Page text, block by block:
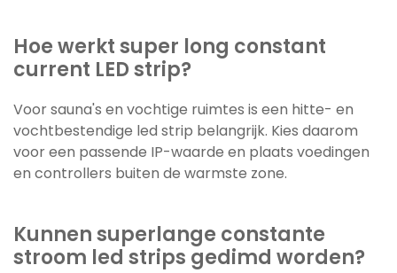
Hoe werkt super long constant
current LED strip?
Voor sauna's en vochtige ruimtes is een hitte- en
vochtbestendige led strip belangrijk. Kies daarom
voor een passende IP-waarde en plaats voedingen
en controllers buiten de warmste zone.
Kunnen superlange constante
stroom led strips gedimd worden?